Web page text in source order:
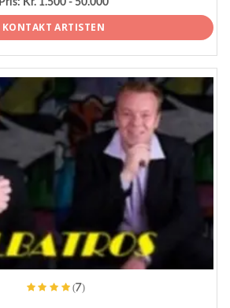
Pris: Kr. 1.500 - 50.000
KONTAKT ARTISTEN
(7)